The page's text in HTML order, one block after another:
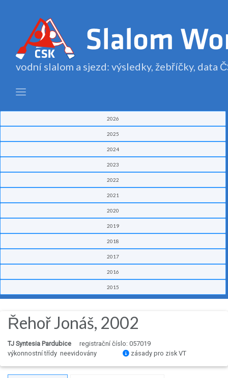
vodní slalom a sjezd: výsledky, žebříčky, data
2026
2025
2024
2023
2022
2021
2020
2019
2018
2017
2016
2015
Řehoř Jonáš, 2002
TJ Syntesia Pardubice
registrační číslo: 057019
výkonnostní třídy neevidovány
zásady pro zisk VT